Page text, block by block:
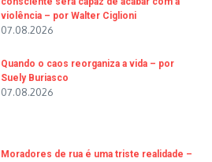
violência – por Walter Ciglioni
07.08.2026
Quando o caos reorganiza a vida – por
Suely Buriasco
07.08.2026
Moradores de rua é uma triste realidade –